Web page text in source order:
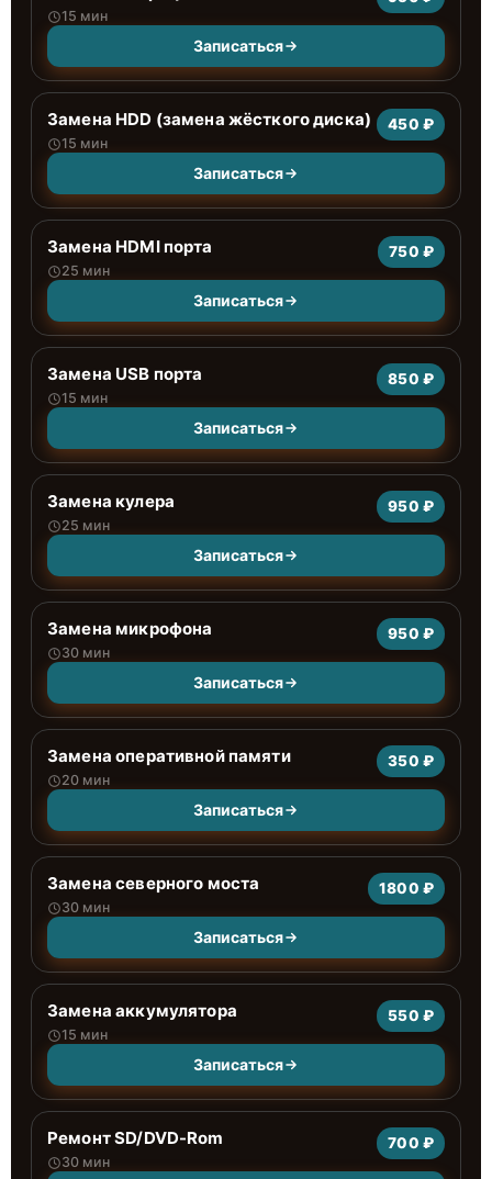
15 мин
Записаться
Замена HDD (замена жёсткого диска)
15 мин
450 ₽
Записаться
Замена HDMI порта
25 мин
750 ₽
Записаться
Замена USB порта
15 мин
850 ₽
Записаться
Замена кулера
25 мин
950 ₽
Записаться
Замена микрофона
30 мин
950 ₽
Записаться
Замена оперативной памяти
20 мин
350 ₽
Записаться
Замена северного моста
30 мин
1800 ₽
Записаться
Замена аккумулятора
15 мин
550 ₽
Записаться
Ремонт SD/DVD-Rom
30 мин
700 ₽